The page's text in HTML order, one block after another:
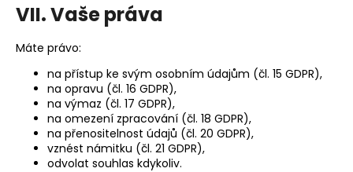
VII. Vaše práva
Máte právo:
na přístup ke svým osobním údajům (čl. 15 GDPR),
na opravu (čl. 16 GDPR),
na výmaz (čl. 17 GDPR),
na omezení zpracování (čl. 18 GDPR),
na přenositelnost údajů (čl. 20 GDPR),
vznést námitku (čl. 21 GDPR),
odvolat souhlas kdykoliv.